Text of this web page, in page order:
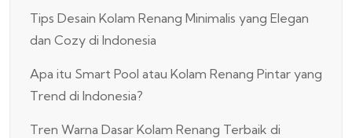
Tips Desain Kolam Renang Minimalis yang Elegan
dan Cozy di Indonesia
Apa itu Smart Pool atau Kolam Renang Pintar yang
Trend di Indonesia?
Tren Warna Dasar Kolam Renang Terbaik di